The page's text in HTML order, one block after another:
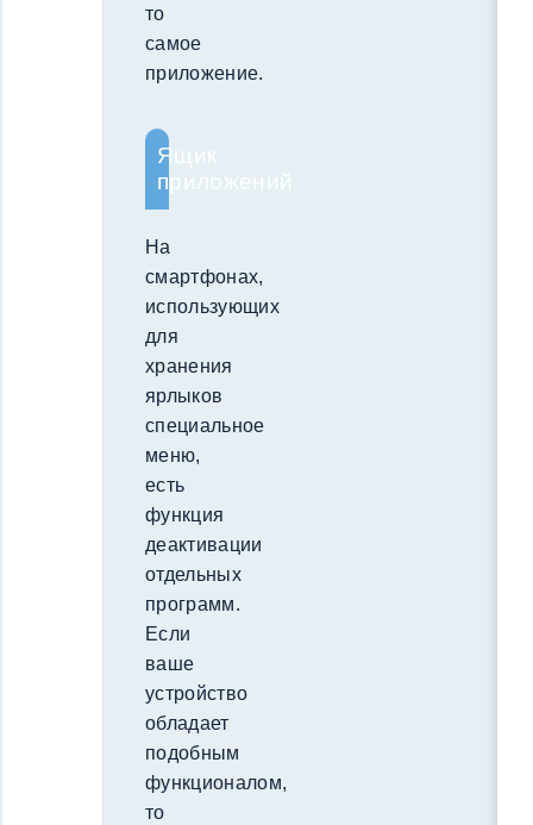
то
самое
приложение.
Ящик
приложений
На
смартфонах,
использующих
для
хранения
ярлыков
специальное
меню,
есть
функция
деактивации
отдельных
программ.
Если
ваше
устройство
обладает
подобным
функционалом,
то